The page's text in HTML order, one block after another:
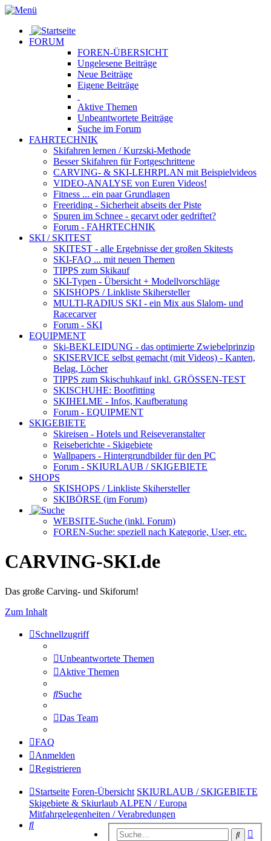
FORUM
FOREN-ÜBERSICHT
Ungelesene Beiträge
Neue Beiträge
Eigene Beiträge
Aktive Themen
Unbeantwortete Beiträge
Suche im Forum
FAHRTECHNIK
Skifahren lernen / Kurzski-Methode
Besser Skifahren für Fortgeschrittene
CARVING- & SKI-LEHRPLAN mit Beispielvideos
VIDEO-ANALYSE von Euren Videos!
Fitness ... ein paar Grundlagen
Freeriding - Sicherheit abseits der Piste
Spuren im Schnee - gecarvt oder gedriftet?
Forum - FAHRTECHNIK
SKI / SKITEST
SKITEST - alle Ergebnisse der großen Skitests
SKI-FAQ ... mit neuen Themen
TIPPS zum Skikauf
SKI-Typen - Übersicht + Modellvorschläge
SKISHOPS / Linkliste Skihersteller
MULTI-RADIUS SKI - ein Mix aus Slalom- und
Racecarver
Forum - SKI
EQUIPMENT
Ski-BEKLEIDUNG - das optimierte Zwiebelprinzip
SKISERVICE selbst gemacht (mit Videos) - Kanten,
Belag, Löcher
TIPPS zum Skischuhkaufinkl. GRÖSSEN-TEST
SKISCHUHE: Bootfitting
SKIHELME - Infos, Kaufberatung
Forum - EQUIPMENT
SKIGEBIETE
Skireisen - Hotels und Reiseveranstalter
Reiseberichte - Skigebiete
Wallpapers - Hintergrundbilder für den PC
Forum - SKIURLAUB / SKIGEBIETE
SHOPS
SKISHOPS / Linkliste Skihersteller
SKIBÖRSE (im Forum)
WEBSITE-Suche (inkl. Forum)
FOREN-Suche: speziell nach Kategorie, User, etc.
CARVING-SKI.de
Das große Carving- und Skiforum!
Zum Inhalt
Schnellzugriff
Unbeantwortete Themen
Aktive Themen
Suche
Das Team
FAQ
Anmelden
Registrieren
Startseite Foren-Übersicht SKIURLAUB / SKIGEBIETE
Skigebiete & Skiurlaub ALPEN / Europa
Mitfahrgelegenheiten / Verabredungen
Suche
Suche